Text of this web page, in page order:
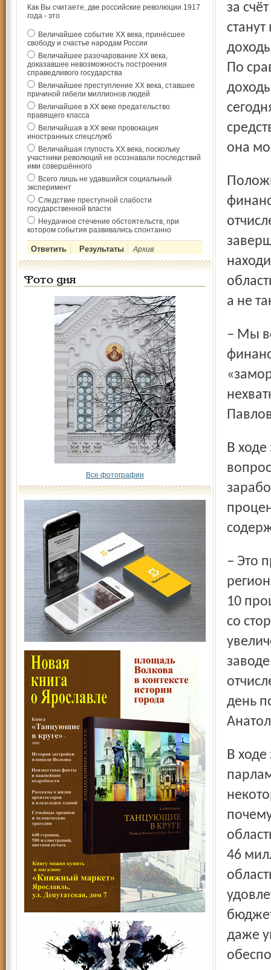
Как Вы считаете, две российские революции 1917
года - это
Величайшее событие ХХ века, принёсшее
свободу и счастье народам России
Величайшее разочарование ХХ века,
доказавшее невозможность построения
справедливого государства
Величайшее преступление ХХ века, ставшее
причиной гибели миллионов людей
Величайшее в ХХ веке предательство
правящего класса
Величайшая в ХХ веке провокация
иностранных спецслужб
Величайшая глупость ХХ века, поскольку
участники революций не осознавали последствий
ими совершённого
Всего лишь не удавшийся социальный
эксперимент
Следствие преступной слабости
государственной власти
Неудачное стечение обстоятельств, при
котором события развивались спонтанно
Архив
Фото дня
Все фотографии
за
По
она
Положительные прогнозы на ближайшее будущее
а не
– Мы всегда должны стремиться к реальному отражению
В ходе заседания депутаты обсудили давно назревший
– Это прогнозируемый минимальный размер индексации
10
со
день
В ходе заседания возникали и спорные моменты. Так,
46
даже